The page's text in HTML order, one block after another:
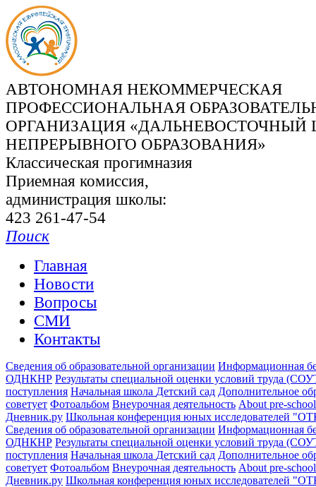
АВТОНОМНАЯ НЕКОММЕРЧЕСКАЯ
ПРОФЕССИОНАЛЬНАЯ
ОРГАНИЗАЦИЯ «ДАЛЬНЕВОСТОЧНЫЙ
НЕПРЕРЫВНОГО ОБРАЗОВАНИЯ»
Классическая прогимназия
Приемная комиссия,
администрация школы:
423 261-47-54
Поиск
Главная
Новости
Вопросы
СМИ
Контакты
Сведения об образовательной организации Информационная
ОДНКНР Результаты специальной оценки условий труда
поступления Начальная школа Детский сад Дополнительное
советует Фотоальбом Внеурочная деятельность About pre-
Дневник.ру Школьная конференция юных исследователей
Сведения об образовательной организации Информационная
ОДНКНР Результаты специальной оценки условий труда
поступления Начальная школа Детский сад Дополнительное
советует Фотоальбом Внеурочная деятельность About pre-
Дневник.ру Школьная конференция юных исследователей